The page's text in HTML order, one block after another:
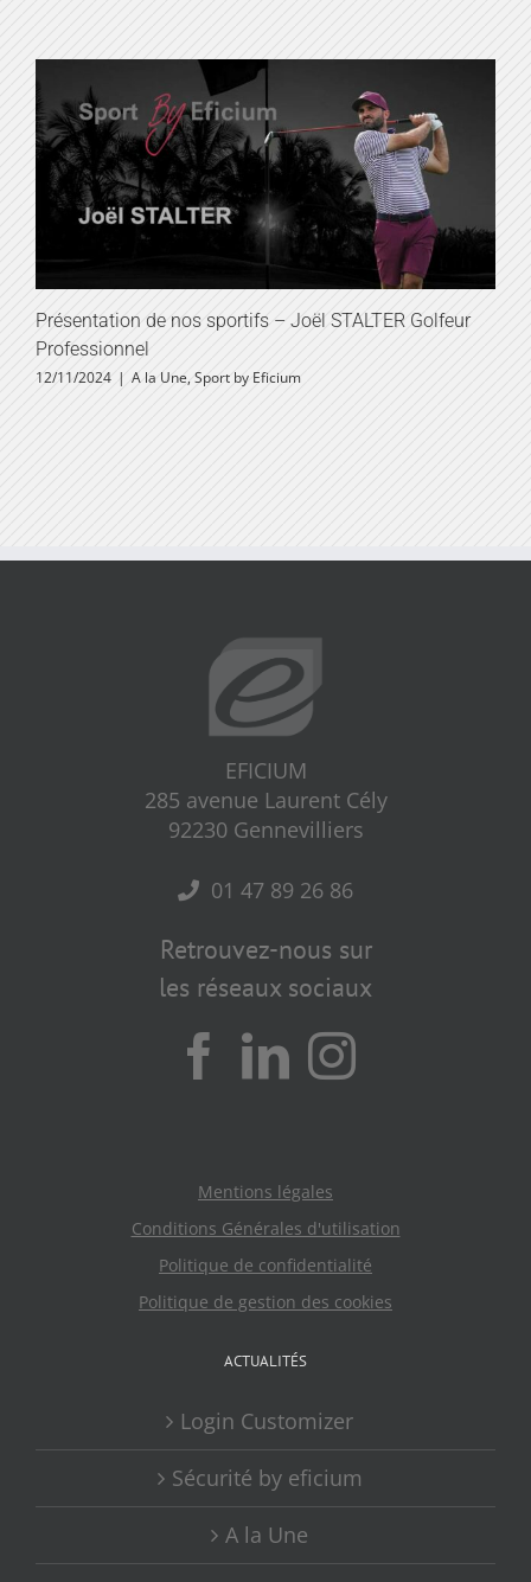
Présentation de nos sportifs – Joël STALTER Golfeur
Professionnel
12/11/2024 | A la Une, Sport by Eficium
EFICIUM
285 avenue Laurent Cély
92230 Gennevilliers
01 47 89 26 86
Retrouvez-nous sur
les réseaux sociaux
Mentions légales
Conditions Générales d'utilisation
Politique de confidentialité
Politique de gestion des cookies
ACTUALITÉS
Login Customizer
Sécurité by eficium
A la Une